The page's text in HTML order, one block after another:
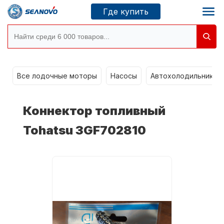
Где купить
Новосибирск
Моторы SEANOVO
Все лодочные моторы Насосы Автохолодильники
Коннектор топливный
Tohatsu 3GF702810